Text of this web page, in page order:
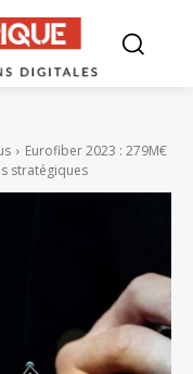
Eurofiber 2023 : 279M€
stratégiques